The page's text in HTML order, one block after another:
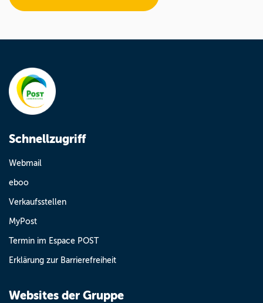
Schnellzugriff
Webmail
eboo
Verkaufsstellen
MyPost
Termin im Espace POST
Erklärung zur Barrierefreiheit
Websites der Gruppe